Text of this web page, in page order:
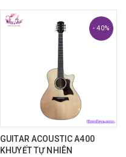
- 40%
GUITAR ACOUSTIC A400
KHUYẾT TỰ NHIÊN